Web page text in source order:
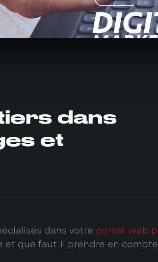
dans
et
dans votre portail web
que faut-il prendre en